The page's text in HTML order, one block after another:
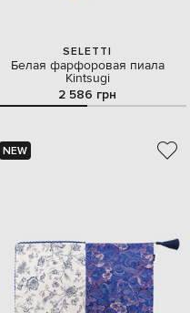
SELETTI
Белая фарфоровая пиала
Kintsugi
2 586 грн
NEW